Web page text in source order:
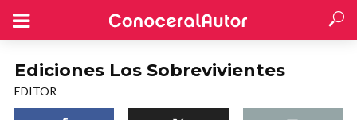
Ediciones Los Sobrevivientes
EDITOR